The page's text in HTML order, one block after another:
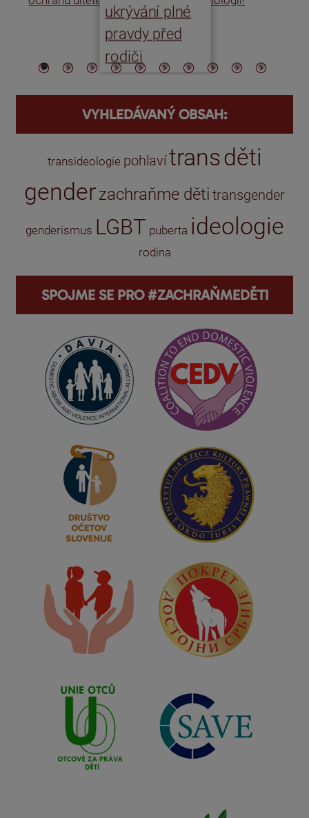
ukrývání plné
pravdy před
rodiči
VYHLEDÁVANÝ OBSAH:
transideologie pohlavítransděti
genderzachraňme děti transgender
genderismus LGBT puberta ideologie
rodina
SPOJME SE PRO #ZACHRAŇMEDĚTI